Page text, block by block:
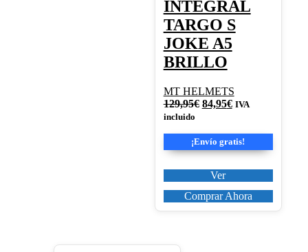
INTEGRAL
TARGO S
JOKE A5
BRILLO
MT HELMETS
129,95€ El
era:
129,95€.
84,95€El
es:
84,95€.
IVA
incluido
¡Envío gratis!
Ver
elegir
en
la
página
de
producto
Comprar Ahora